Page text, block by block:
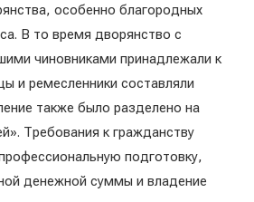
особенно благородных
В то время дворянство с
чиновниками принадлежали к
и ремесленники составляли
также было разделено на
Требования к гражданству
подготовку,
денежной суммы и владение